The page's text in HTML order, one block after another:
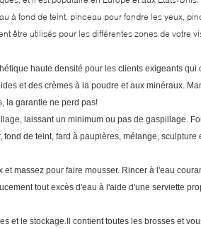
à fond de teint, pinceau pour fondre les yeux,
être utilisés pour les différentes zones de votre
haute densité pour les clients exigeants qui
et des crèmes à la poudre et aux minéraux.
la garantie ne perd pas!
laissant un minimum ou pas de gaspillage.
fond de teint, fard à paupières, mélange, sculpture
massez pour faire mousser. Rincer à l'eau
tout excès d'eau à l'aide d'une serviette
et le stockage.Il contient toutes les brosses et